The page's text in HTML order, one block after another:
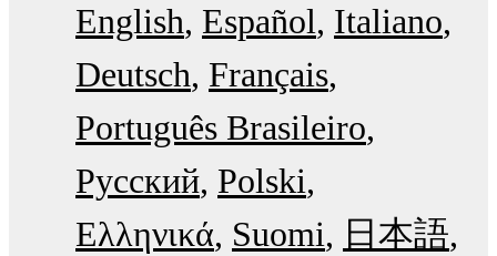
English Español Italiano
Deutsch Français
Português Brasileiro
Русский Polski
Ελληνικά Suomi
日本語